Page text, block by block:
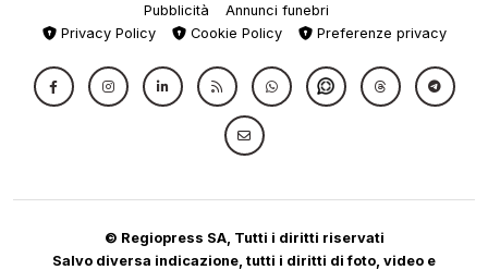
Pubblicità
Annunci funebri
Privacy Policy
Cookie Policy Preferenze privacy
© Regiopress SA, Tutti i diritti riservati
Salvo diversa indicazione, tutti i diritti di foto, video e